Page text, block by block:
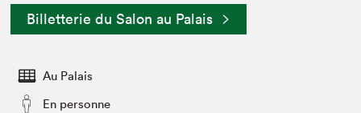
Actualités
SLM PRO
Préparer sa visite
Salon dans la ville et en ligne
Billetterie du Salon au Palais
Au Palais
En personne